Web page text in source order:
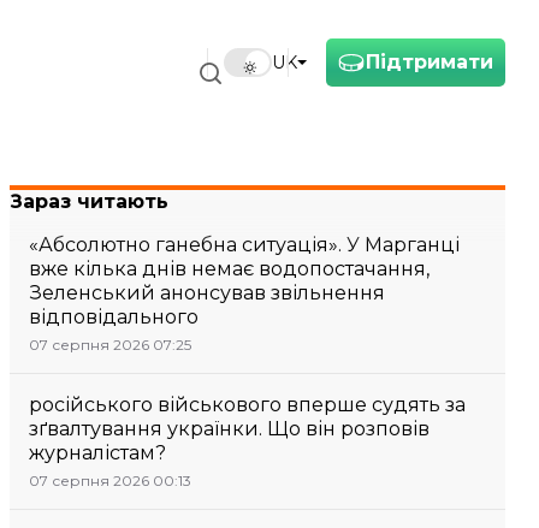
Підтримати
UK
Зараз читають
«Абсолютно ганебна ситуація». У Марганці
вже кілька днів немає водопостачання,
Зеленський анонсував звільнення
відповідального
07 серпня 2026 07:25
російського військового вперше судять за
зґвалтування українки. Що він розповів
журналістам?
07 серпня 2026 00:13